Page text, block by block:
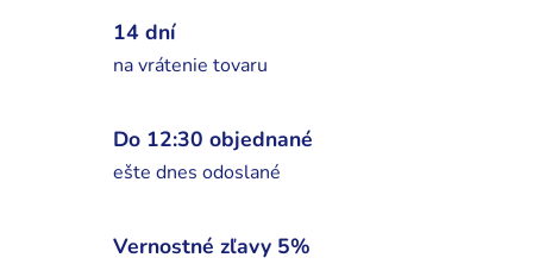
14 dní
na vrátenie tovaru
Do 12:30 objednané
ešte dnes odoslané
Vernostné zľavy 5%